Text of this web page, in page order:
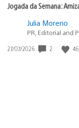
Jogada da Semana:
Julia Moreno
PR, Editorial and
Data
27/07/2026 2 46